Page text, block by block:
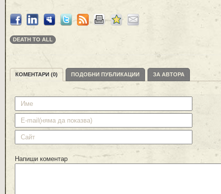
DEATH TO ALL
КОМЕНТАРИ (0) ПОДОБНИ ПУБЛИКАЦИИ ЗА АВТОРА
Напиши коментар